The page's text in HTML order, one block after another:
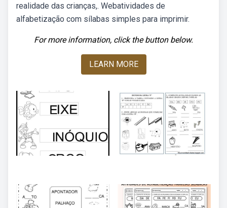
realidade das crianças,. Webatividades de
alfabetização com sílabas simples para imprimir.
For more information, click the button below.
LEARN MORE